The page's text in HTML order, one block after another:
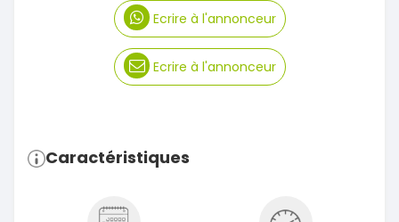
Ecrire à l'annonceur
Ecrire à l'annonceur
Caractéristiques